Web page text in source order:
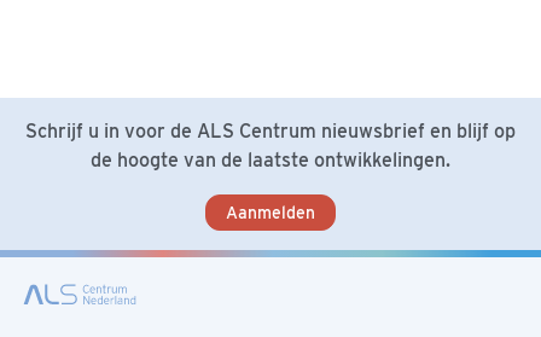
Schrijf u in voor de ALS Centrum nieuwsbrief en blijf op
de hoogte van de laatste ontwikkelingen.
Aanmelden